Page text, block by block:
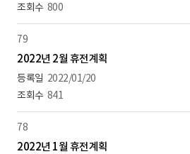
800
79
2022년 2월 휴전계획
2022/01/20
841
78
2022년 1월 휴전계획